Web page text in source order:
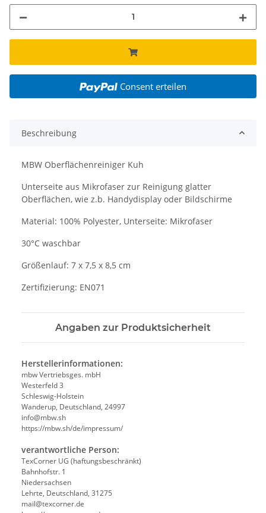
Consent erteilen
Beschreibung
MBW Oberflächenreiniger Kuh
Unterseite aus Mikrofaser zur Reinigung glatter
Oberflächen, wie z.b. Handydisplay oder Bildschirme
Material: 100% Polyester, Unterseite: Mikrofaser
30°C waschbar
Größenlauf: 7 x 7,5 x 8,5 cm
Zertifizierung: EN071
Angaben zur Produktsicherheit
Herstellerinformationen:
mbw Vertriebsges. mbH
Westerfeld 3
Schleswig-Holstein
Wanderup, Deutschland, 24997
info@mbw.sh
https://mbw.sh/de/impressum/
verantwortliche Person:
TexCorner UG (haftungsbeschränkt)
Bahnhofstr. 1
Niedersachsen
Lehrte, Deutschland, 31275
mail@texcorner.de